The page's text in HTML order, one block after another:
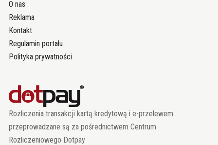
O nas
Reklama
Kontakt
Regulamin portalu
Polityka prywatności
Rozliczenia transakcji kartą kredytową i e-przelewem
przeprowadzane są za pośrednictwem Centrum
Rozliczeniowego Dotpay